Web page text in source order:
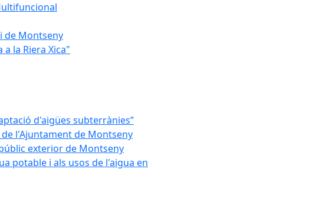
de Montseny
la Riera Xica"
d'aigües subterrànies”
de l'Ajuntament de Montseny
exterior de Montseny
potable i als usos de l'aigua en